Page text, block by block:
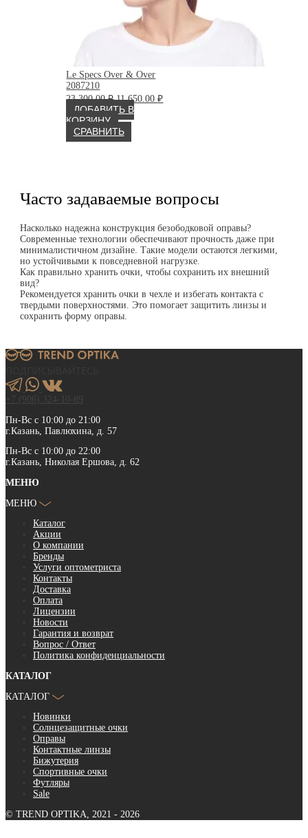
Le Specs Over & Over
2087210
23 300.00₽ Первоначальная
цена
составляла
23
300.00 ₽.
11 650.00₽Текущая
ДОБАВИТЬ В
КОРЗИНУ
СРАВНИТЬ
Часто задаваемые вопросы
Насколько надежна конструкция безободковой оправы?
Современные технологии обеспечивают прочность даже при
минималистичном дизайне. Такие модели остаются легкими,
но устойчивыми к повседневной нагрузке.
Как правильно хранить очки, чтобы сохранить их внешний
вид?
Рекомендуется хранить очки в чехле и избегать контакта с
твердыми поверхностями. Это помогает защитить линзы и
сохранить форму оправы.
+7 (906) 324-10-89
Пн-Вс с 10:00 до 21:00
г.Казань, Павлюхина, д. 57
Пн-Вс с 10:00 до 22:00
г.Казань, Николая Ершова, д. 62
МЕНЮ
МЕНЮ
Каталог
Акции
О компании
Бренды
Услуги оптометриста
Контакты
Доставка
Оплата
Лицензии
Новости
Гарантия и возврат
Вопрос / Ответ
Политика конфиденциальности
КАТАЛОГ
КАТАЛОГ
Новинки
Солнцезащитные очки
Оправы
Контактные линзы
Бижутерия
Спортивные очки
Футляры
Sale
© TREND OPTIKA, 2021 - 2026